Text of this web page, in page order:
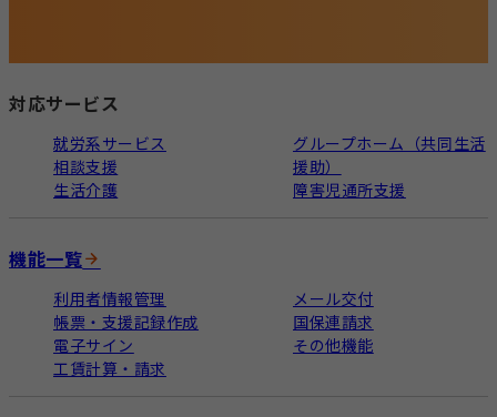
対応サービス
就労系サービス
相談支援
生活介護
グループホーム（共同生活
援助）
障害児通所支援
機能一覧
利用者情報管理
帳票・支援記録作成
電子サイン
工賃計算・請求
メール交付
国保連請求
その他機能